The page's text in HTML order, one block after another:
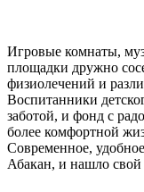
Игровые комнаты,
площадки дружно
физиолечений и
Воспитанники
заботой, и фонд с
более комфортной
Современное,
Абакан, и нашло свой